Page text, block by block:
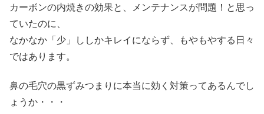
カーボンの内焼きの効果と、メンテナンスが問題！と思っ
ていたのに、
なかなか「少」ししかキレイにならず、もやもやする日々
ではあります。
鼻の毛穴の黒ずみつまりに本当に効く対策ってあるんでし
ょうか・・・